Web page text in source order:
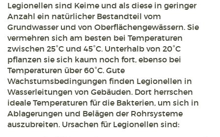
Legionellen sind Keime und als diese in geringer
Anzahl ein natürlicher Bestandteil vom
Grundwasser und von Oberflächengewässern. Sie
vermehren sich am besten bei Temperaturen
zwischen 25°C und 45°C. Unterhalb von 20°C
pflanzen sie sich kaum noch fort, ebenso bei
Temperaturen über 60°C. Gute
Wachstumsbedingungen finden Legionellen in
Wasserleitungen von Gebäuden. Dort herrschen
ideale Temperaturen für die Bakterien, um sich in
Ablagerungen und Belägen der Rohrsysteme
auszubreiten. Ursachen für Legionellen sind: